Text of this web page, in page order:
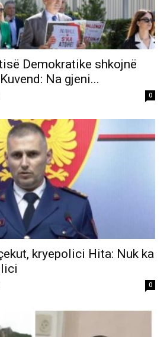
Demokratike shkojnë
Na gjeni...
0
kryepolici Hita: Nuk ka
0